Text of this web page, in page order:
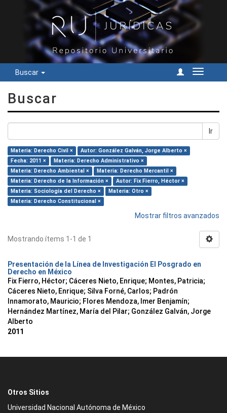
Buscar
Cambiar
Buscar
Ir
Materia: Derecho Civil ×
Autor: González Galván, Jorge Alberto ×
Fecha: 2011 ×
Materia: Derecho Administrativo ×
Materia: Derecho Ambiental ×
Materia: Derecho Mercantil ×
Materia: Derecho de la Información ×
Autor: Fix Fierro, Héctor ×
Materia: Sociología del Derecho ×
Materia: Otro ×
Materia: Derecho Constitucional ×
Mostrar filtros avanzados
Mostrando ítems 1-1 de 1
Presentación de la Línea de Investigación El Posgrado en
Derecho en México
Fix Fierro, Héctor; Cáceres Nieto, Enrique; Montes, Patricia;
Cáceres Nieto, Enrique; Silva Forné, Carlos; Padrón
Innamorato, Mauricio; Flores Mendoza, Imer Benjamín;
Hernández Martínez, María del Pilar; González Galván, Jorge
Alberto
2011
Otros Sitios
Universidad Nacional Autónoma de México